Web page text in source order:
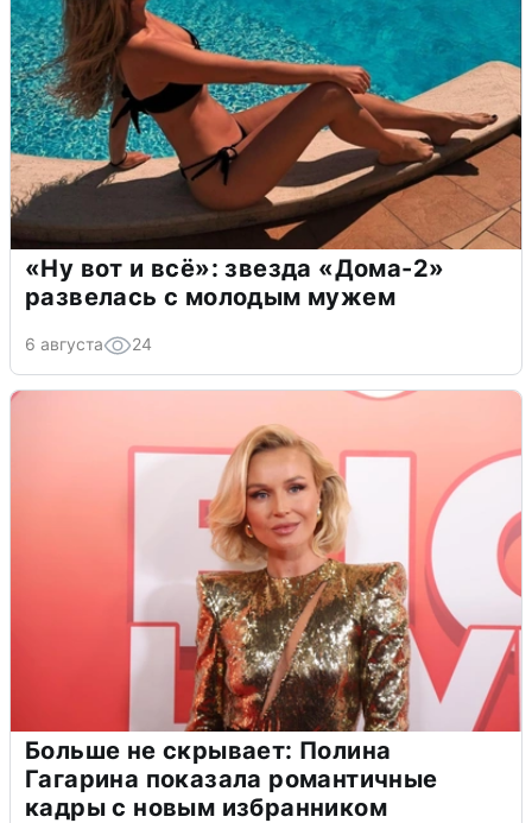
«Ну вот и всё»: звезда «Дома-2»
развелась с молодым мужем
6 августа 24
Больше не скрывает: Полина
Гагарина показала романтичные
кадры с новым избранником